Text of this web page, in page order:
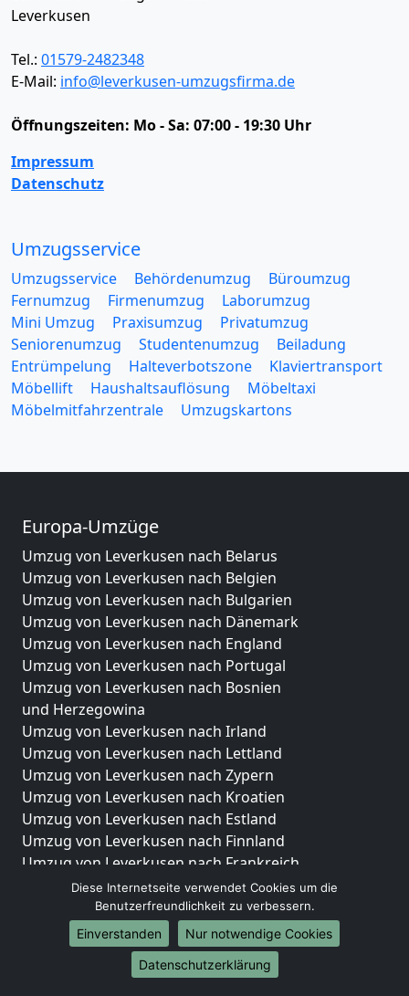
Leverkusen
Tel.: 01579-2482348
E-Mail: info@leverkusen-umzugsfirma.de
Öffnungszeiten: Mo - Sa: 07:00 - 19:30 Uhr
Impressum
Datenschutz
Umzugsservice
Umzugsservice Behördenumzug
Büroumzug
Fernumzug
Firmenumzug
Laborumzug
Mini Umzug
Praxisumzug
Privatumzug
Seniorenumzug
Studentenumzug
Beiladung
Entrümpelung
Halteverbotszone
Klaviertransport
Möbellift
Haushaltsauflösung
Möbeltaxi
Möbelmitfahrzentrale
Umzugskartons
Europa-Umzüge
Umzug von Leverkusen nach Belarus
Umzug von Leverkusen nach Belgien
Umzug von Leverkusen nach Bulgarien
Umzug von Leverkusen nach Dänemark
Umzug von Leverkusen nach England
Umzug von Leverkusen nach Portugal
Umzug von Leverkusen nach Bosnien
und Herzegowina
Umzug von Leverkusen nach Irland
Umzug von Leverkusen nach Lettland
Umzug von Leverkusen nach Zypern
Umzug von Leverkusen nach Kroatien
Umzug von Leverkusen nach Estland
Umzug von Leverkusen nach Finnland
Umzug von Leverkusen nach Frankreich
Umzug von Leverkusen nach Griechenland
Umzug von Leverkusen nach Italien
Umzug von Leverkusen nach Liechtenstein
Umzug von Leverkusen nach Luxemburg
Umzug von Leverkusen nach Niederlande
Diese Internetseite verwendet Cookies um die
Benutzerfreundlichkeit zu verbessern.
Einverstanden
Nur notwendige Cookies
Datenschutzerklärung